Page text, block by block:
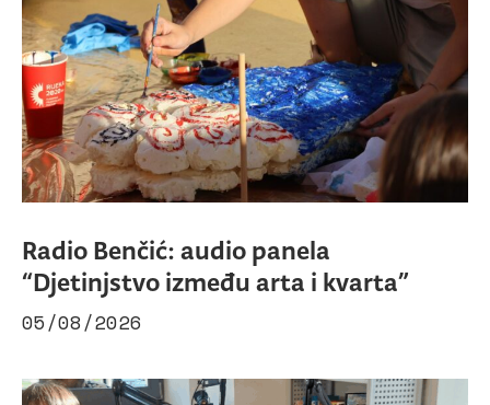
Radio Benčić: audio panela
“Djetinjstvo između arta i kvarta”
05/08/2026